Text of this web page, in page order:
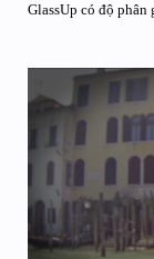
GlassUp có độ